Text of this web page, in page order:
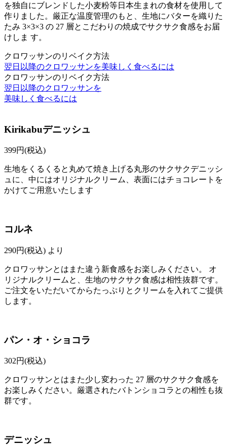
を独自にブレンドした小麦粉等日本生まれの食材を使用して
作りました。厳正な温度管理のもと、生地にバターを織りた
たみ 3×3×3 の 27 層とこだわりの焼成でサクサク食感をお届
けしま す。
クロワッサンのリベイク方法
翌日以降のクロワッサンを美味しく食べるには
クロワッサンのリベイク方法
翌日以降のクロワッサンを
美味しく食べるには
Kirikabuデニッシュ
399円(税込)
生地をくるくると丸めて焼き上げる丸形のサクサクデニッシ
ュに、中にはオリジナルクリーム、表面にはチョコレートを
かけてご用意いたします
コルネ
290円(税込) より
クロワッサンとはまた違う新食感をお楽しみください。 オ
リジナルクリームと、生地のサクサク食感は相性抜群です。
ご注文をいただいてからたっぷりとクリームを入れてご提供
します。
パン・オ・ショコラ
302円(税込)
クロワッサンとはまた少し変わった 27 層のサクサク食感を
お楽しみください。厳選されたバトンショコラとの相性も抜
群です。
デニッシュ